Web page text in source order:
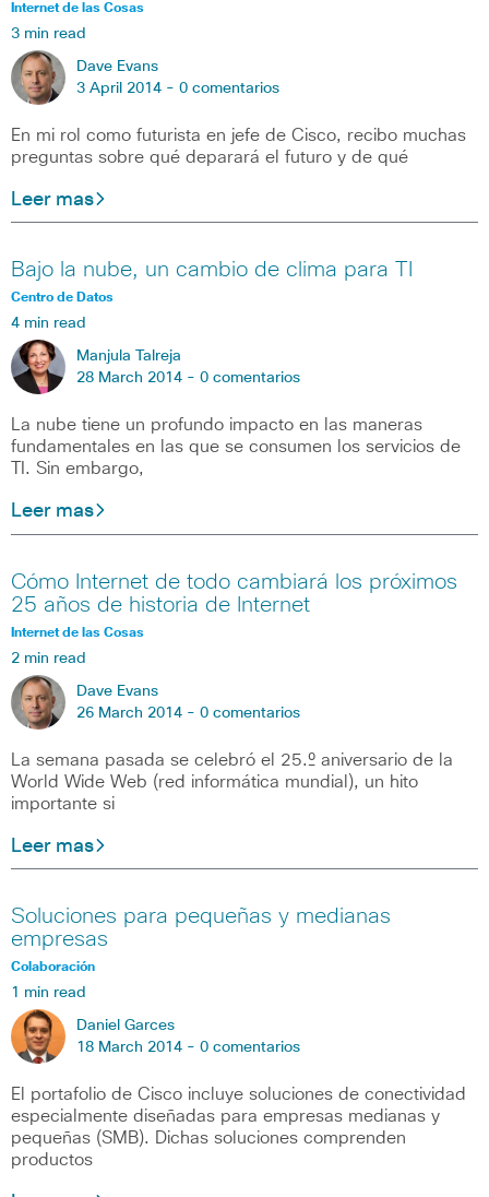
Internet de las Cosas
3 min read
Dave Evans
3 April 2014 - 0 comentarios
En mi rol como futurista en jefe de Cisco, recibo muchas
preguntas sobre qué deparará el futuro y de qué
Leer mas
Bajo la nube, un cambio de clima para TI
Centro de Datos
4 min read
Manjula Talreja
28 March 2014 - 0 comentarios
La nube tiene un profundo impacto en las maneras
fundamentales en las que se consumen los servicios de
TI. Sin embargo,
Leer mas
Cómo Internet de todo cambiará los próximos
25 años de historia de Internet
Internet de las Cosas
2 min read
Dave Evans
26 March 2014 - 0 comentarios
La semana pasada se celebró el 25.º aniversario de la
World Wide Web (red informática mundial), un hito
importante si
Leer mas
Soluciones para pequeñas y medianas
empresas
Colaboración
1 min read
Daniel Garces
18 March 2014 - 0 comentarios
El portafolio de Cisco incluye soluciones de conectividad
especialmente diseñadas para empresas medianas y
pequeñas (SMB). Dichas soluciones comprenden
productos